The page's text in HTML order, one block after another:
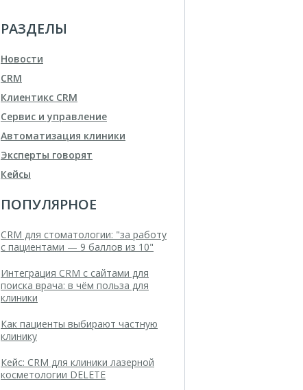
РАЗДЕЛЫ
Новости
CRM
Клиентикс CRM
Сервис и управление
Автоматизация клиники
Эксперты говорят
Кейсы
ПОПУЛЯРНОЕ
CRM для стоматологии: "за работу
с пациентами — 9 баллов из 10"
Интеграция CRM с сайтами для
поиска врача: в чём польза для
клиники
Как пациенты выбирают частную
клинику
Кейс: CRM для клиники лазерной
косметологии DELETE